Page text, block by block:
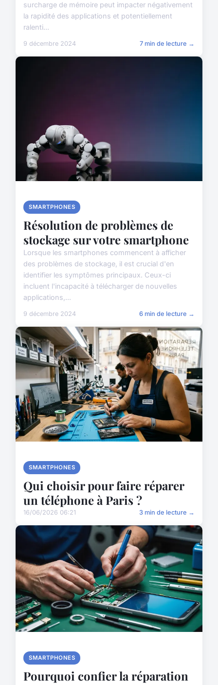
surcharge de mémoire peut impacter négativement
la rapidité des applications et potentiellement
ralenti...
9 décembre 2024 7 min de lecture →
SMARTPHONES
Résolution de problèmes de
stockage sur votre smartphone
Lorsque les smartphones commencent à afficher
des problèmes de stockage, il est crucial d'en
identifier les symptômes principaux. Ceux-ci
incluent l'incapacité à télécharger de nouvelles
applications,...
9 décembre 2024 6 min de lecture →
SMARTPHONES
Qui choisir pour faire réparer
un téléphone à Paris ?
16/06/2026 06:21 3 min de lecture →
SMARTPHONES
Pourquoi confier la réparation